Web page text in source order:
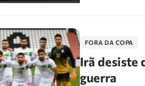
FORA DA COPA
Irã desiste
guerra